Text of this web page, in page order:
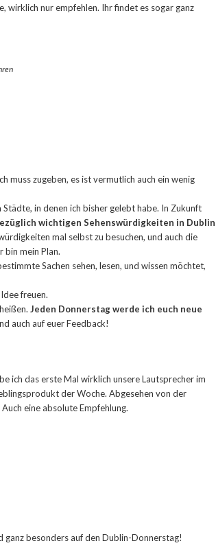
wirklich nur empfehlen. Ihr findet es sogar ganz
muss zugeben, es ist vermutlich auch ein wenig
in denen ich bisher gelebt habe. In Zukunft
wichtigen Sehenswürdigkeiten in Dublin
mal selbst zu besuchen, und auch die
bin mein Plan.
Sachen sehen, lesen, und wissen möchtet,
freuen.
Jeden Donnerstag werde ich euch neue
auch auf euer Feedback!
ich das erste Mal wirklich unsere Lautsprecher im
der Woche. Abgesehen von der
eine absolute Empfehlung.
ganz besonders auf den Dublin-Donnerstag!